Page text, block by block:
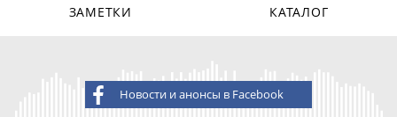
ЗАМЕТКИ
КАТАЛОГ
Новости и анонсы в Facebook